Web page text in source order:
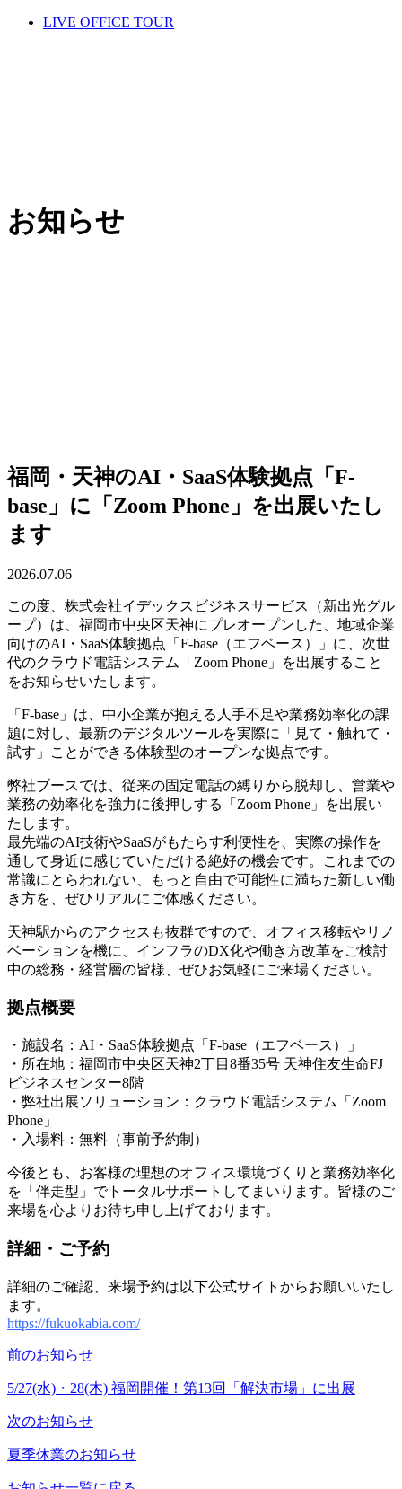
LIVE OFFICE TOUR
お知らせ
福岡・天神のAI・SaaS体験拠点「F-
base」に「Zoom Phone」を出展いたし
ます
2026.07.06
この度、株式会社イデックスビジネスサービス（新出光グル
ープ）は、福岡市中央区天神にプレオープンした、地域企業
向けのAI・SaaS体験拠点「F-base（エフベース）」に、次世
代のクラウド電話システム「Zoom Phone」を出展すること
をお知らせいたします。
「F-base」は、中小企業が抱える人手不足や業務効率化の課
題に対し、最新のデジタルツールを実際に「見て・触れて・
試す」ことができる体験型のオープンな拠点です。
弊社ブースでは、従来の固定電話の縛りから脱却し、営業や
業務の効率化を強力に後押しする「Zoom Phone」を出展い
たします。
最先端のAI技術やSaaSがもたらす利便性を、実際の操作を
通して身近に感じていただける絶好の機会です。これまでの
常識にとらわれない、もっと自由で可能性に満ちた新しい働
き方を、ぜひリアルにご体感ください。
天神駅からのアクセスも抜群ですので、オフィス移転やリノ
ベーションを機に、インフラのDX化や働き方改革をご検討
中の総務・経営層の皆様、ぜひお気軽にご来場ください。
拠点概要
・施設名：AI・SaaS体験拠点「F-base（エフベース）」
・所在地：福岡市中央区天神2丁目8番35号 天神住友生命FJ
ビジネスセンター8階
・弊社出展ソリューション：クラウド電話システム「Zoom
Phone」
・入場料：無料（事前予約制）
今後とも、お客様の理想のオフィス環境づくりと業務効率化
を「伴走型」でトータルサポートしてまいります。皆様のご
来場を心よりお待ち申し上げております。
詳細・ご予約
詳細のご確認、来場予約は以下公式サイトからお願いいたし
ます。
https://fukuokabia.com/
前のお知らせ
5/27(水)・28(木) 福岡開催！第13回「解決市場」に出展
次のお知らせ
夏季休業のお知らせ